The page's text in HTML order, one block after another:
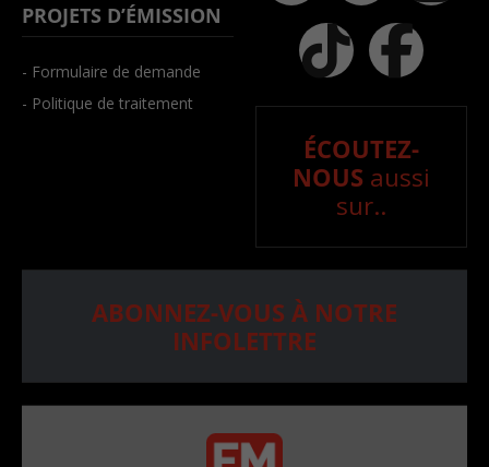
PROJETS D’ÉMISSION
- Formulaire de demande
- Politique de traitement
ÉCOUTEZ-
NOUS aussi
sur..
ABONNEZ-VOUS À NOTRE
INFOLETTRE